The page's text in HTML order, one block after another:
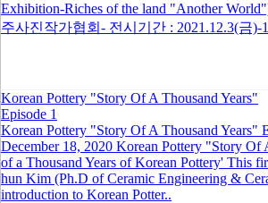
Exhibition-Riches of the land "Another
주사진작가협회- 전시기간 : 2021.12.3(금)-
Korean Pottery "Story Of A Thousand Years"
Episode 1
Korean Pottery "Story Of A Thousand Years"
December 18, 2020 Korean Pottery "Story Of
of a Thousand Years of Korean Pottery' This
hun Kim (Ph.D of Ceramic Engineering &
introduction to Korean Potter..